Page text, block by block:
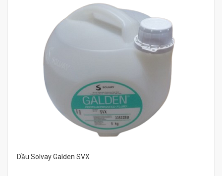
Dầu Solvay Galden SVX